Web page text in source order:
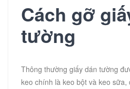
Cách gỡ
tường
Thông thường giấy dán tường
keo chính là keo bột và keo sữa,